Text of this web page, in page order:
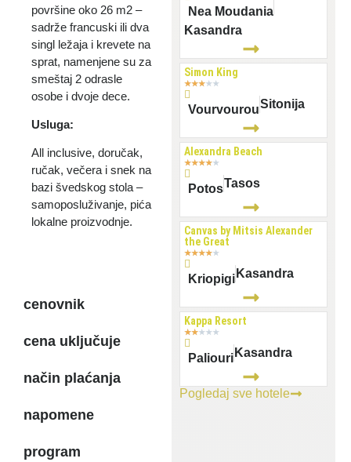
površine oko 26 m2 –
sadrže francuski ili dva
singl ležaja i krevete na
sprat, namenjene su za
smeštaj 2 odrasle
osobe i dvoje dece.
Usluga:
All inclusive, doručak,
ručak, večera i snek na
bazi švedskog stola –
samoposluživanje, pića
lokalne proizvodnje.
cenovnik
cena uključuje
način plaćanja
napomene
program
Nea Moudania
Kasandra
Simon King
★★★★★
VourvourouSitonija
Alexandra Beach
★★★★★
PotosTasos
Canvas by Mitsis Alexander
the Great
★★★★★
Kriopigi Kasandra
Kappa Resort
★★★★★
Paliouri Kasandra
Pogledaj sve hotele